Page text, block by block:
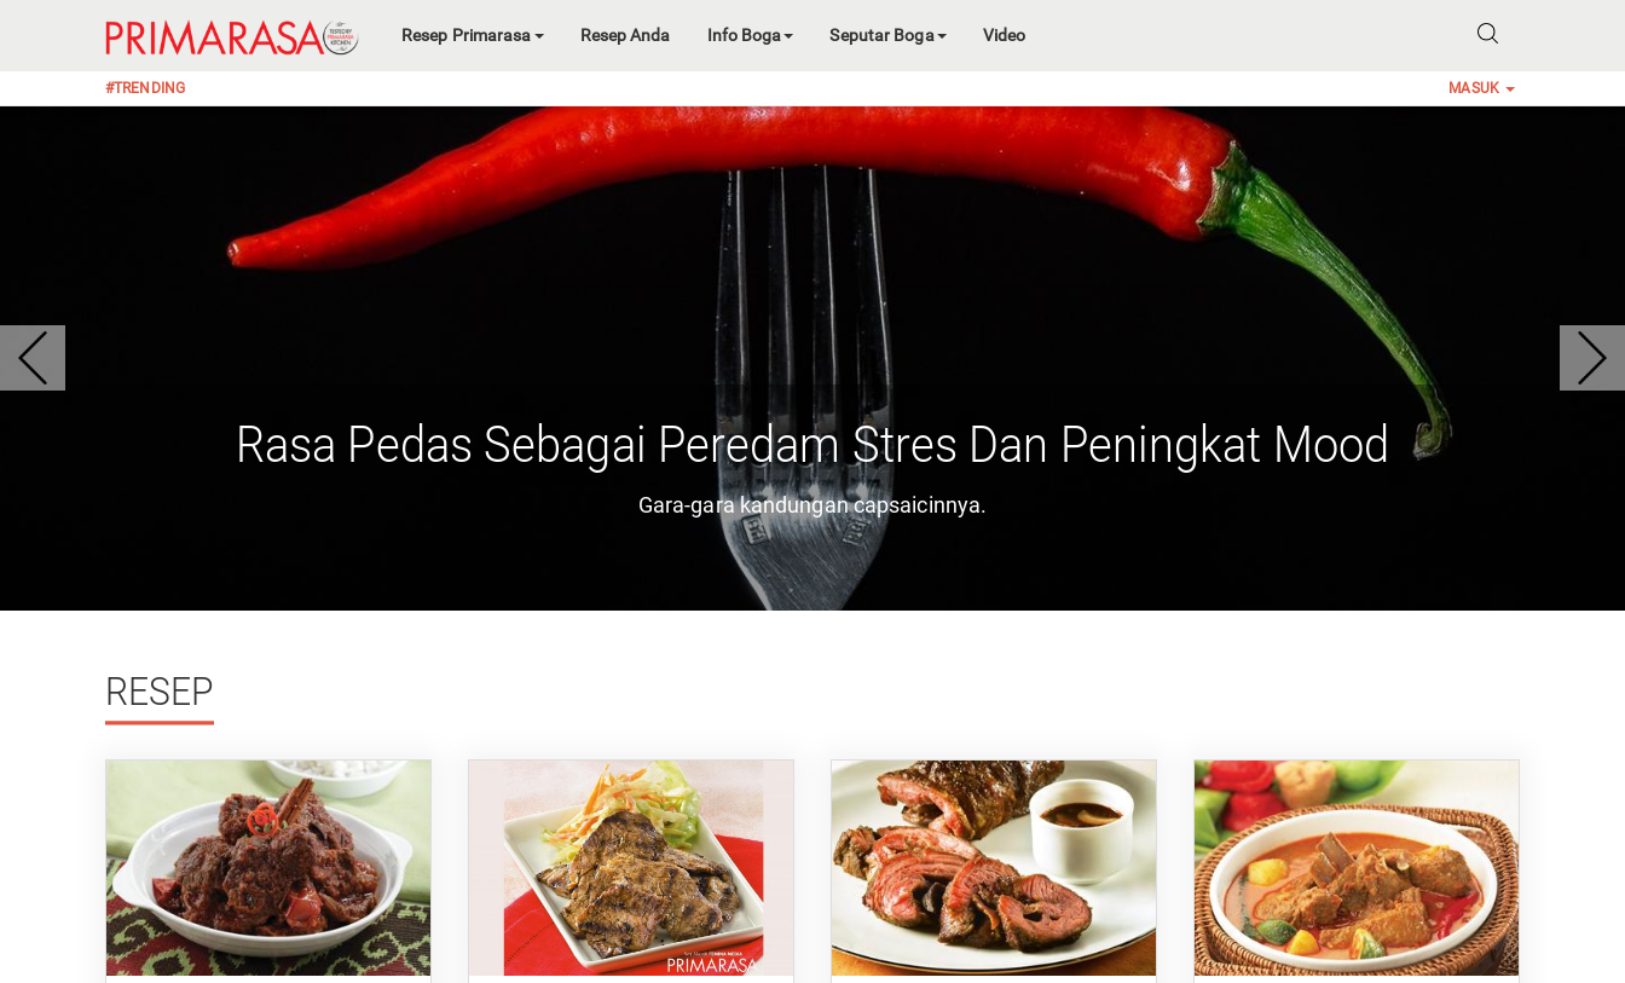
Resep Primarasa Resep Anda Info Boga Seputar Boga Video
#TRENDING MASUK
Rasa Pedas Sebagai Peredam Stres Dan Peningkat Mood
Gara-gara kandungan capsaicinnya.
RESEP